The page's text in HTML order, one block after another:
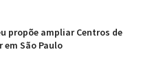
propõe ampliar Centros de
em São Paulo